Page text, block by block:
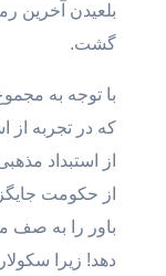
بلعیدن آخرین
گشت.
با توجه به
که در تجربه
از استبداد
از حکومت
باور را به صف
دهد! زیرا